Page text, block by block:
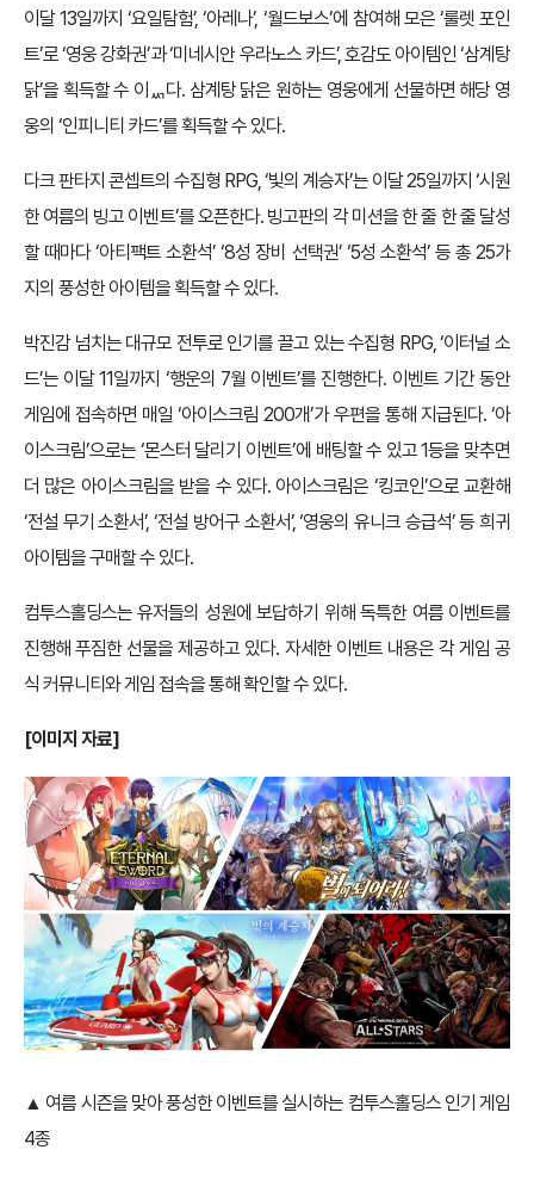
이달 13일까지 ‘요일탐험’, ‘아레나’, ‘월드보스’에 참여해 모은 ‘룰렛 포인
트’로 ‘영웅 강화권’과 ‘미네시안 우라노스 카드’, 호감도 아이템인 ‘삼계탕
닭’을 획득할 수 이ퟬ다. 삼계탕 닭은 원하는 영웅에게 선물하면 해당 영
웅의 ‘인피니티 카드’를 획득할 수 있다.
다크 판타지 콘셉트의 수집형 RPG, ‘빛의 계승자’는 이달 25일까지 ‘시원
한 여름의 빙고 이벤트’를 오픈한다. 빙고판의 각 미션을 한 줄 한 줄 달성
할 때마다 ‘아티팩트 소환석’ ‘8성 장비 선택권’ ‘5성 소환석’ 등 총 25가
지의 풍성한 아이템을 획득할 수 있다.
박진감 넘치는 대규모 전투로 인기를 끌고 있는 수집형 RPG, ‘이터널 소
드’는 이달 11일까지 ‘행운의 7월 이벤트’를 진행한다. 이벤트 기간 동안
게임에 접속하면 매일 ‘아이스크림 200개’가 우편을 통해 지급된다. ‘아
이스크림’으로는 ‘몬스터 달리기 이벤트’에 배팅할 수 있고 1등을 맞추면
더 많은 아이스크림을 받을 수 있다. 아이스크림은 ‘킹코인’으로 교환해
‘전설 무기 소환서’, ‘전설 방어구 소환서’, ‘영웅의 유니크 승급석’ 등 희귀
아이템을 구매할 수 있다.
컴투스홀딩스는 유저들의 성원에 보답하기 위해 독특한 여름 이벤트를
진행해 푸짐한 선물을 제공하고 있다. 자세한 이벤트 내용은 각 게임 공
식 커뮤니티와 게임 접속을 통해 확인할 수 있다.
[이미지 자료]
▲ 여름 시즌을 맞아 풍성한 이벤트를 실시하는 컴투스홀딩스 인기 게임
4종